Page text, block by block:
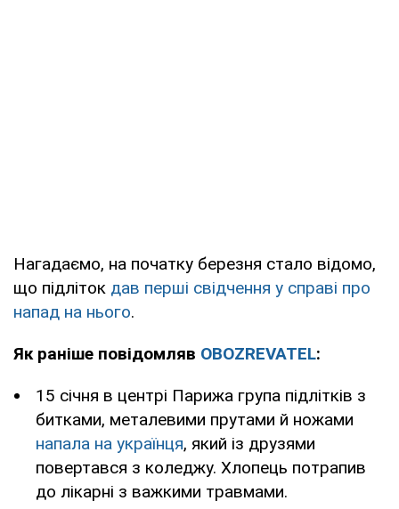
Нагадаємо, на початку березня стало відомо,
що підліток дав перші свідчення у справі про
напад на нього.
Як раніше повідомляв OBOZREVATEL:
15 січня в центрі Парижа група підлітків з
битками, металевими прутами й ножами
напала на українця, який із друзями
повертався з коледжу. Хлопець потрапив
до лікарні з важкими травмами.